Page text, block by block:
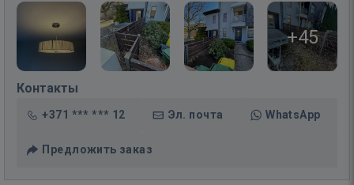
+45
Контакты
+371 *** *** 12 Эл. почта WhatsApp
Предложить заказ